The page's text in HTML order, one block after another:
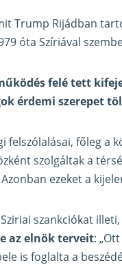
Trump Rijádban
óta Szíriával
felé tett
érdemi szerepet
felszólalásai, főleg a
szolgáltak a
ezeket a
szankciókat
az elnök terveit:
is foglalta a